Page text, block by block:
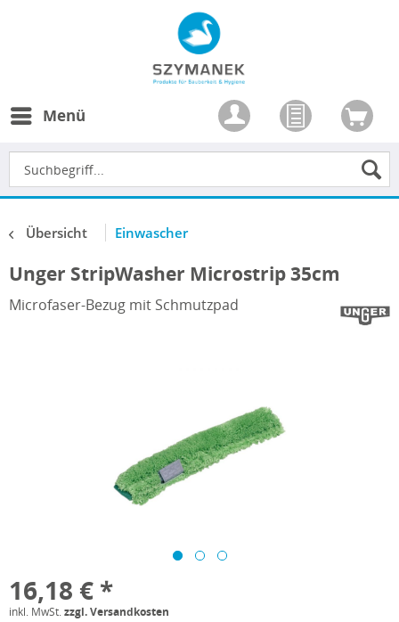
Menü
Übersicht Einwascher
Unger StripWasher Microstrip 35cm
Microfaser-Bezug mit Schmutzpad
16,18 € *
inkl. MwSt.zzgl. Versandkosten